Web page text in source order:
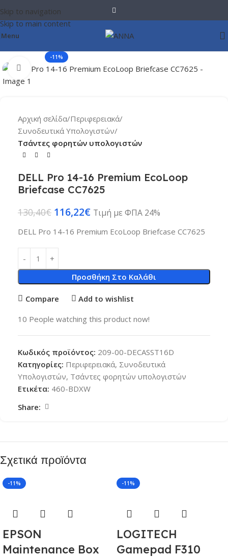
Skip to navigation
Skip to main content
Menu
-11%
Click to enlarge
Αρχική σελίδα Περιφερειακά
Συνοδευτικά Υπολογιστών
Τσάντες φορητών υπολογιστών
DELL Pro 14-16 Premium EcoLoop
Briefcase CC7625
130,40€ 116,22€ Τιμή με ΦΠΑ 24%
DELL Pro 14-16 Premium EcoLoop Briefcase CC7625
Προσθήκη Στο Καλάθι
Compare Add to wishlist
10 People watching this product now!
Κωδικός προϊόντος: 209-00-DECASST16D
Κατηγορίες: Περιφερειακά, Συνοδευτικά
Υπολογιστών, Τσάντες φορητών υπολογιστών
Ετικέτα: 460-BDXW
Share:
Σχετικά προϊόντα
-11%
EPSON
Maintenance Box
-11%
LOGITECH
Gamepad F310